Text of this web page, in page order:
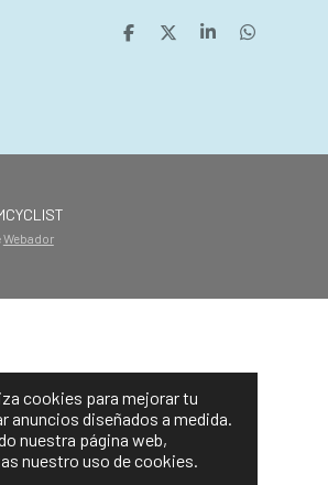
cookies para mejorar tu
anuncios diseñados a medida.
nuestra página web,
nuestro uso de cookies.
C
C
C
C
Webador